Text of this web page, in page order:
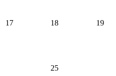
17 18 19
25